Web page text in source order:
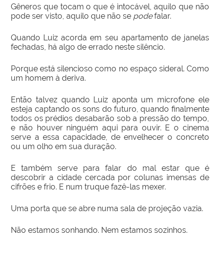
Gêneros que tocam o que é intocável, aquilo que não
pode ser visto, aquilo que não se podefalar.
Quando Luiz acorda em seu apartamento de janelas
fechadas, há algo de errado neste silêncio.
Porque está silencioso como no espaço sideral. Como
um homem à deriva.
Então talvez quando Luiz aponta um microfone ele
esteja captando os sons do futuro, quando finalmente
todos os prédios desabarão sob a pressão do tempo,
e não houver ninguém aqui para ouvir. E o cinema
serve a essa capacidade, de envelhecer o concreto
ou um olho em sua duração.
E também serve para falar do mal estar que é
descobrir a cidade cercada por colunas imensas de
cifrões e frio. E num truque fazê-las mexer.
Uma porta que se abre numa sala de projeção vazia.
Não estamos sonhando. Nem estamos sozinhos.